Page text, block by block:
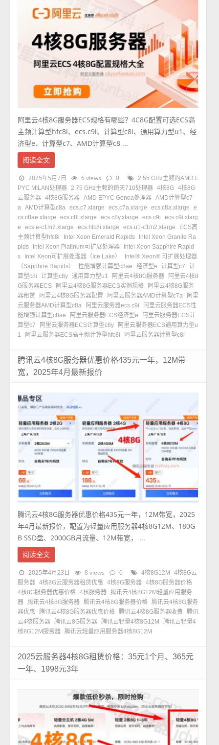
阿里云4核8G服务器ECS规格有哪些？4C8G配置可选ECS高
主频计算型hfc8i、ecs.c9i、计算型c8i、通用算力型u1、经
济型e、计算型c7、AMD计算型c8 ...
阅读全文
2025年5月7日 6 views 0
2.55 GHz主频的AMD E
PYC MILAN处理器 2.75 GHz主频的倚天710处理器 4核8G 4核8G
云服务器 4核8G服务器 AMD EPYC Genoa处理器 AMD计算型c7
a AMD计算型c8a ecs.c7.xlarge ecs.c7a.xlarge ecs.c8a.xlarge
e
cs.c8ae.xlarge
ecs.c8i.xlarge ecs.c8y.xlarge ecs.c9i
ecs.c9i.xlarg
e
ecs.e-c1m2.xlarge ecs.hfc8i.xlarge ecs.u1-c1m2.xlarge
ECS高
主频计算型hfc8i
Intel Xeon Emerald Rapids
Intel Xeon Granite Ra
pids
Intel Xeon Platinum可扩展处理器
Intel Xeon Sapphire Rapid
s
Intel Xeon可扩展处理器（Ice Lake）
Intel® Xeon® 可扩展处理器
（Sapphire Rapids）
性能增强计算型c8ae 经济型e 计算型c7
计
算型c8i
计算型c8y 通用算力型u1 阿里云4核8G服务器
阿里云4核8
G服务器ECS
阿里云4核8G服务器ECS实例规格
阿里云4核8G服务
器租赁
阿里云4核8G服务器配置 阿里云服务器AMD计算型c7a
阿里
云服务器AMD计算型c8a
阿里云服务器ecs.c9i
阿里云服务器ECS性
能增强计算型c8ae
阿里云服务器ECS经济型e
阿里云服务器ECS计
算型c7
阿里云服务器ECS计算型c8y
阿里云服务器ECS通用算力型u
1
阿里云服务器ECS高主频计算型hfc8i 阿里云服务器计算型c8i
腾讯云4核8G服务器优惠价格435元一年，12M带
宽，2025年4月最新报价
腾讯云4核8G服务器优惠价格435元一年，12M带宽，2025
年4月最新报价，配置为轻量应用服务器4核8G12M、180G
B SSD盘、2000GB月流量、12M带宽， ...
阅读全文
2025年4月23日 8 views 0 4核8G12M
4核8G云
服务器 4核8G云服务器租赁优惠 4核8G服务器 4核8G服务器价格
4核8G服务器优惠价格 4核服务器 腾讯云4核8G12M轻量应用服务
器 腾讯云4核8G服务器 腾讯云4核8G服务器价格 腾讯云4核8G服务
器优惠
腾讯云4核8G服务器优惠价格 腾讯云4核8G服务器收费
腾讯
云4核服务器 腾讯云8G服务器 腾讯云轻量4核8G12M
腾讯云轻量4
核8G12M服务器 腾讯云轻量应用服务器4核8G12M
2025云服务器4核8G租赁价格：35元1个月、365元
一年、1998元3年